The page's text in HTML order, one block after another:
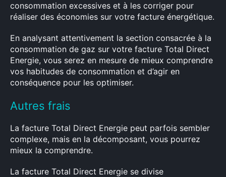
consommation excessives et à les corriger pour
réaliser des économies sur votre facture énergétique.
En analysant attentivement la section consacrée à la
consommation de gaz sur votre facture Total Direct
Energie, vous serez en mesure de mieux comprendre
vos habitudes de consommation et d’agir en
conséquence pour les optimiser.
Autres frais
La facture Total Direct Energie peut parfois sembler
complexe, mais en la décomposant, vous pourrez
mieux la comprendre.
La facture Total Direct Energie se divise